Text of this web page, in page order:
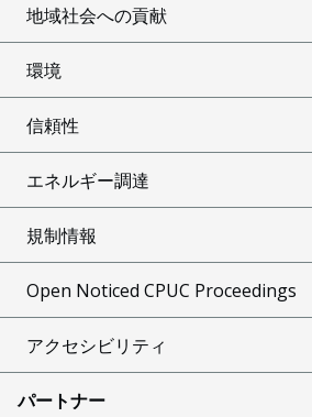
地域社会への貢献
環境
信頼性
エネルギー調達
規制情報
Open Noticed CPUC Proceedings
アクセシビリティ
パートナー